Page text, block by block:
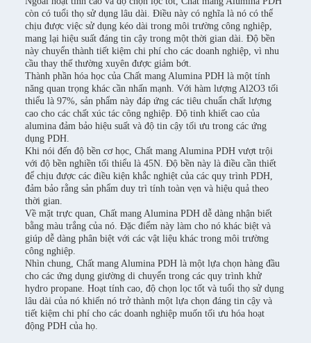
còn có tuổi thọ sử dụng lâu dài. Điều này có nghĩa là nó có thể
chịu được việc sử dụng kéo dài trong môi trường công nghiệp,
mang lại hiệu suất đáng tin cậy trong một thời gian dài. Độ bền
này chuyển thành tiết kiệm chi phí cho các doanh nghiệp, vì nhu
cầu thay thế thường xuyên được giảm bớt.
Thành phần hóa học của Chất mang Alumina PDH là một tính
năng quan trọng khác cần nhấn mạnh. Với hàm lượng Al2O3 tối
thiểu là 97%, sản phẩm này đáp ứng các tiêu chuẩn chất lượng
cao cho các chất xúc tác công nghiệp. Độ tinh khiết cao của
alumina đảm bảo hiệu suất và độ tin cậy tối ưu trong các ứng
dụng PDH.
Khi nói đến độ bền cơ học, Chất mang Alumina PDH vượt trội
với độ bền nghiền tối thiểu là 45N. Độ bền này là điều cần thiết
để chịu được các điều kiện khắc nghiệt của các quy trình PDH,
đảm bảo rằng sản phẩm duy trì tính toàn vẹn và hiệu quả theo
thời gian.
Về mặt trực quan, Chất mang Alumina PDH dễ dàng nhận biết
bằng màu trắng của nó. Đặc điểm này làm cho nó khác biệt và
giúp dễ dàng phân biệt với các vật liệu khác trong môi trường
công nghiệp.
Nhìn chung, Chất mang Alumina PDH là một lựa chọn hàng đầu
cho các ứng dụng giường di chuyển trong các quy trình khử
hydro propane. Hoạt tính cao, độ chọn lọc tốt và tuổi thọ sử dụng
lâu dài của nó khiến nó trở thành một lựa chọn đáng tin cậy và
tiết kiệm chi phí cho các doanh nghiệp muốn tối ưu hóa hoạt
động PDH của họ.